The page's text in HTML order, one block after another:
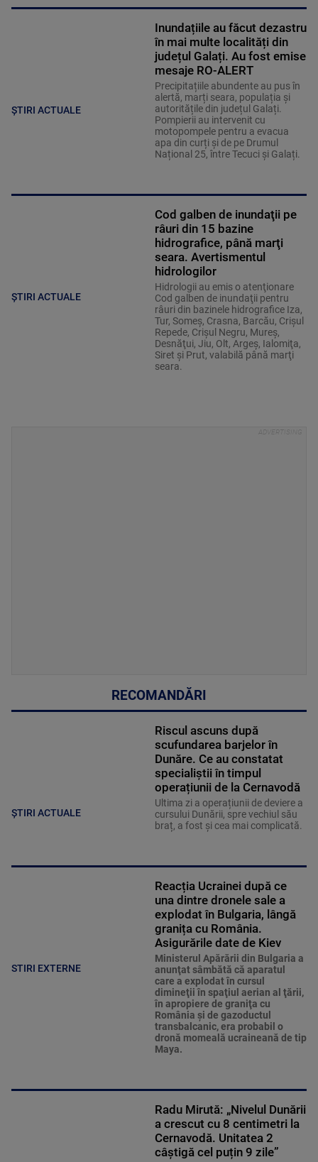
ȘTIRI ACTUALE
Inundațiile au făcut dezastru
în mai multe localități din
județul Galați. Au fost emise
mesaje RO-ALERT
Precipitațiile abundente au pus în
alertă, marți seara, populația și
autoritățile din județul Galați.
Pompierii au intervenit cu
motopompele pentru a evacua
apa din curți și de pe Drumul
Național 25, între Tecuci și Galați.
ȘTIRI ACTUALE
Cod galben de inundaţii pe
râuri din 15 bazine
hidrografice, până marţi
seara. Avertismentul
hidrologilor
Hidrologii au emis o atenţionare
Cod galben de inundaţii pentru
râuri din bazinele hidrografice Iza,
Tur, Someş, Crasna, Barcău, Crişul
Repede, Crişul Negru, Mureş,
Desnăţui, Jiu, Olt, Argeş, Ialomiţa,
Siret şi Prut, valabilă până marţi
seara.
RECOMANDĂRI
ȘTIRI ACTUALE
Riscul ascuns după
scufundarea barjelor în
Dunăre. Ce au constatat
specialiștii în timpul
operațiunii de la Cernavodă
Ultima zi a operațiunii de deviere a
cursului Dunării, spre vechiul său
braț, a fost și cea mai complicată.
STIRI EXTERNE
Reacția Ucrainei după ce
una dintre dronele sale a
explodat în Bulgaria, lângă
granița cu România.
Asigurările date de Kiev
Ministerul Apărării din Bulgaria a
anunţat sâmbătă că aparatul
care a explodat în cursul
dimineţii în spaţiul aerian al ţării,
în apropiere de graniţa cu
România şi de gazoductul
transbalcanic, era probabil o
dronă momeală ucraineană de tip
Maya.
Radu Mirută: „Nivelul Dunării
a crescut cu 8 centimetri la
Cernavodă. Unitatea 2
câștigă cel puțin 9 zile”